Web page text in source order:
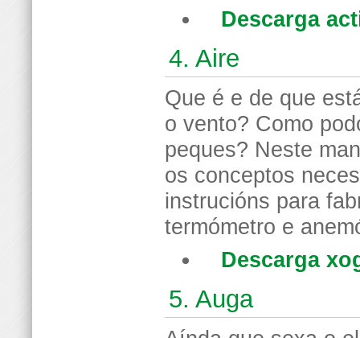
Descarga
4. Aire
Que é e de que
o vento? Como
peques? Neste
os conceptos
instrucións para
termómetro e
Descarga
5. Auga